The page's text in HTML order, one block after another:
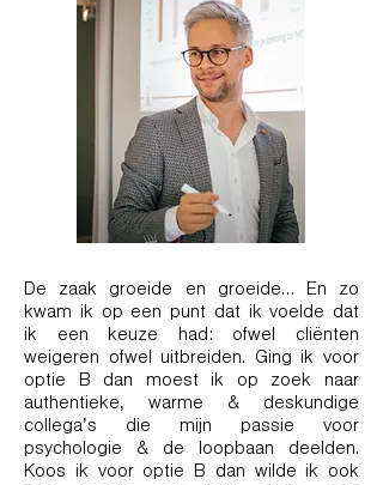
De zaak groeide en groeide… En zo
kwam ik op een punt dat ik voelde dat
ik een keuze had: ofwel cliënten
weigeren ofwel uitbreiden. Ging ik voor
optie B dan moest ik op zoek naar
authentieke, warme & deskundige
collega’s die mijn passie voor
psychologie & de loopbaan deelden.
Koos ik voor optie B dan wilde ik ook